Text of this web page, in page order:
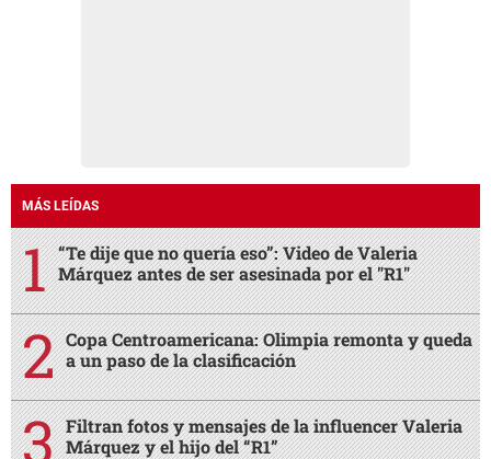
MÁS LEÍDAS
“Te dije que no quería eso”: Video de Valeria
Márquez antes de ser asesinada por el "R1"
Copa Centroamericana: Olimpia remonta y queda
a un paso de la clasificación
Filtran fotos y mensajes de la influencer Valeria
Márquez y el hijo del “R1”